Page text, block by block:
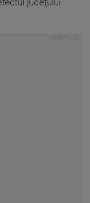
judeţului